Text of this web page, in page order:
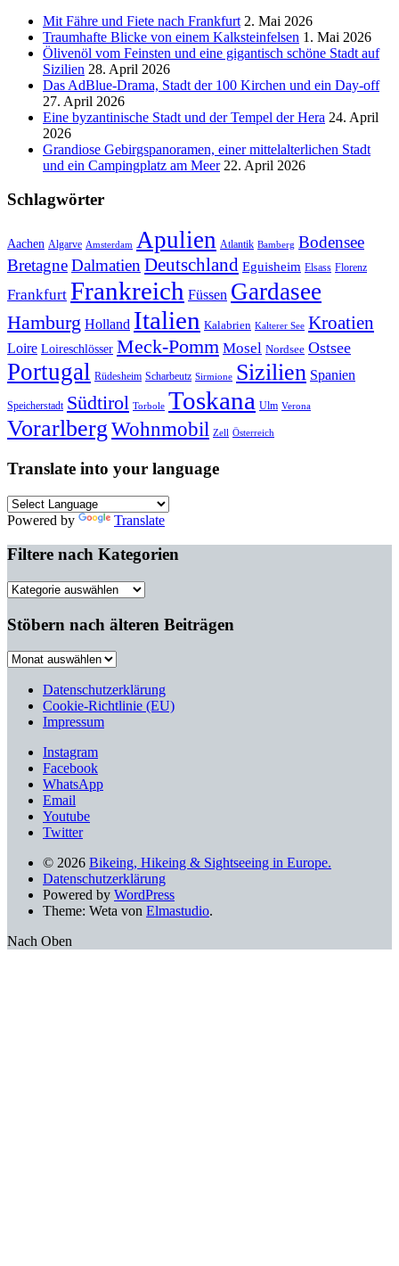
Mit Fähre und Fiete nach Frankfurt 2. Mai 2026
Traumhafte Blicke von einem Kalksteinfelsen 1. Mai 2026
Ölivenöl vom Feinsten und eine gigantisch schöne Stadt auf
Sizilien 28. April 2026
Das AdBlue-Drama, Stadt der 100 Kirchen und ein Day-off
27. April 2026
Eine byzantinische Stadt und der Tempel der Hera 24. April
2026
Grandiose Gebirgspanoramen, einer mittelalterlichen Stadt
und ein Campingplatz am Meer 22. April 2026
Schlagwörter
Aachen Algarve Amsterdam Apulien Atlantik Bamberg Bodensee
BretagneDalmatien Deutschland Eguisheim Elsass Florenz
Frankfurt Frankreich Füssen Gardasee
Hamburg Holland Italien Kalabrien Kalterer See Kroatien
Loire Loireschlösser Meck-Pomm Mosel Nordsee Ostsee
Portugal Rüdesheim Scharbeutz Sirmione Sizilien Spanien
Speicherstadt Südtirol Torbole Toskana Ulm Verona
VorarlbergWohnmobil Zell Österreich
Translate into your language
Powered by Translate
Filtere nach Kategorien
Filtere
Kategorien
Stöbern nach älteren Beiträgen
Stöbern
älteren
Beiträgen
Datenschutzerklärung
Cookie-Richtlinie (EU)
Impressum
Instagram
Facebook
WhatsApp
Email
Youtube
Twitter
© 2026 Bikeing, Hikeing & Sightseeing in Europe.
Datenschutzerklärung
Powered by WordPress
Theme: Weta von Elmastudio.
Nach Oben